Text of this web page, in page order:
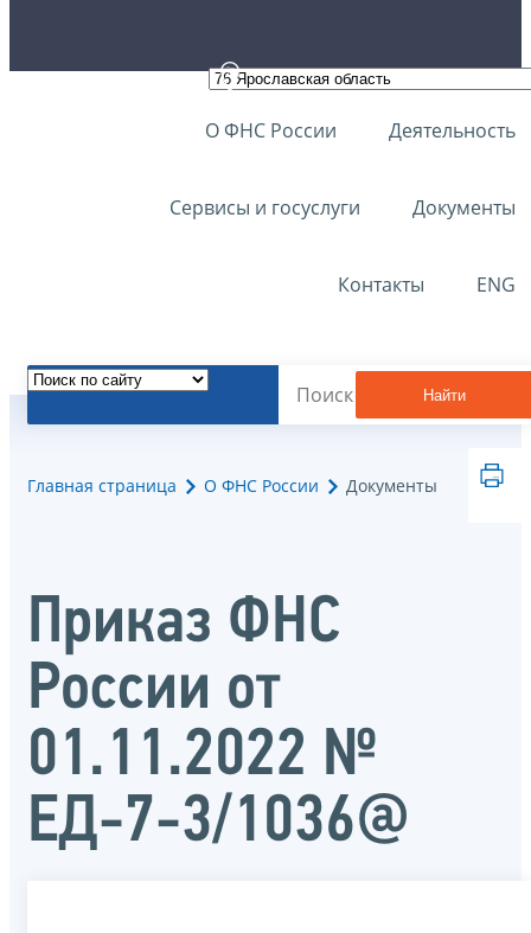
О ФНС России Деятельность
Сервисы и госуслуги Документы
Контакты ENG
Найти
Главная страница О ФНС России Документы
Приказ ФНС
России от
01.11.2022 №
ЕД-7-3/1036@